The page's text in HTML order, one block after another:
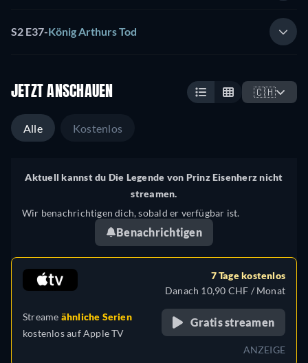
S2 E37-König Arthurs Tod
JETZT ANSCHAUEN 🇨🇭
Alle Kostenlos
Aktuell kannst du Die Legende von Prinz Eisenherz nicht
streamen.
Wir benachrichtigen dich, sobald er verfügbar ist.
Benachrichtigen
Streame ähnliche Serien
kostenlos aufApple TV
7 Tage kostenlos
Danach 10,90 CHF / Monat
Gratis streamen
ANZEIGE